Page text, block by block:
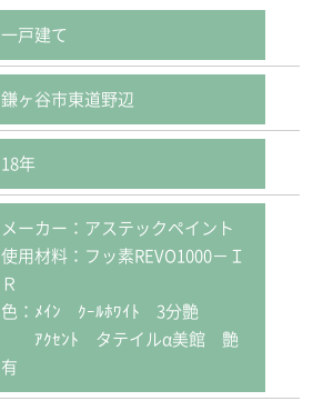
一戸建て
鎌ヶ谷市東道野辺
18年
メーカー：アステックペイント
使用材料：フッ素REVO1000－Ｉ
Ｒ
色：ﾒｲﾝ ｸｰﾙﾎﾜｲﾄ 3分艶
ｱｸｾﾝﾄ タテイルα美館 艶
有